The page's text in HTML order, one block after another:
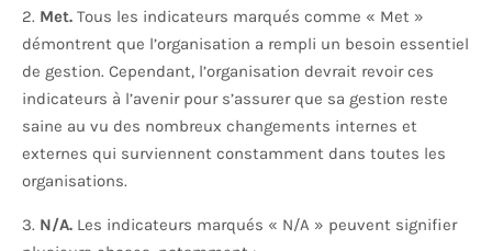
2. Met. Tous les indicateurs marqués comme « Met »
démontrent que l’organisation a rempli un besoin essentiel
de gestion. Cependant, l’organisation devrait revoir ces
indicateurs à l’avenir pour s’assurer que sa gestion reste
saine au vu des nombreux changements internes et
externes qui surviennent constamment dans toutes les
organisations.
3. N/A. Les indicateurs marqués « N/A » peuvent signifier